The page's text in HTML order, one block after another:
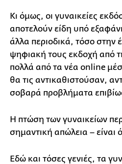
Κι όμως, οι γυναικείες
αποτελούν είδη υπό
άλλα περιοδικά, τόσο στην
ψηφιακή τους εκδοχή από
πολλά από τα νέα online
θα τις αντικαθιστούσαν,
σοβαρά προβλήματα
Η πτώση των γυναικείων
σημαντική απώλεια – είναι
Εδώ και τόσες γενιές, τα